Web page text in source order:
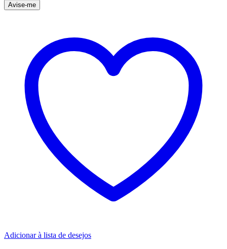
Avise-me
Adicionar à lista de desejos